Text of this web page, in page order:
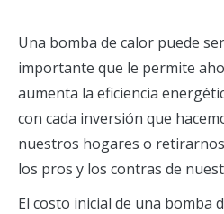
Una bomba de calor puede
importante que le permite
aumenta la eficiencia
con cada inversión que
nuestros hogares o
los pros y los contras de
El costo inicial de una bomba